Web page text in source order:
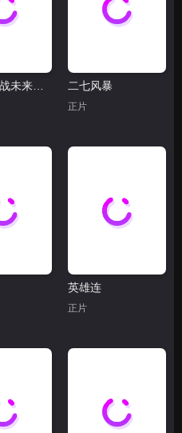
詹姆斯大战未来的自己 二七风暴
正片
英雄连
正片